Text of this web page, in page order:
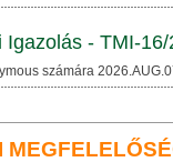
- TMI-16/
számára